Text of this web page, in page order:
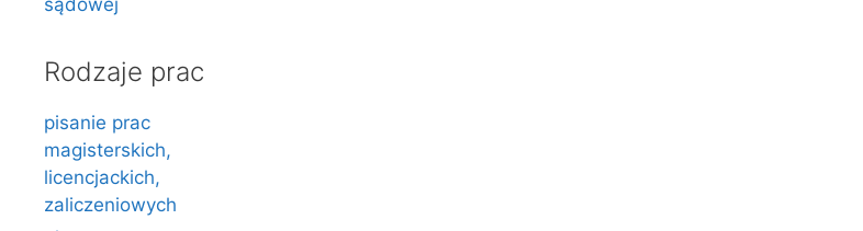
sądowej
Rodzaje prac
pisanie prac
magisterskich,
licencjackich,
zaliczeniowych